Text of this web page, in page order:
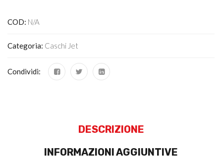
COD: N/A
Categoria: Caschi Jet
Condividi:
DESCRIZIONE
INFORMAZIONI AGGIUNTIVE